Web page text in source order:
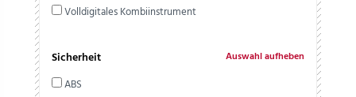
Volldigitales Kombiinstrument
Sicherheit Auswahl aufheben
ABS